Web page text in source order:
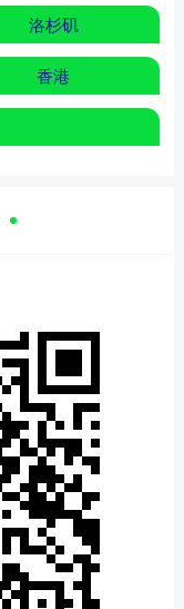
洛杉矶
香港